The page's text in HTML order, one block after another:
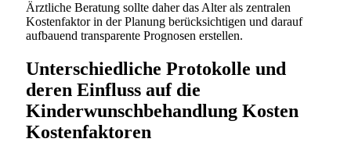
Ärztliche Beratung sollte daher das Alter als zentralen
Kostenfaktor in der Planung berücksichtigen und darauf
aufbauend transparente Prognosen erstellen.
Unterschiedliche Protokolle und
deren Einfluss auf die
Kinderwunschbehandlung Kosten
Kostenfaktoren